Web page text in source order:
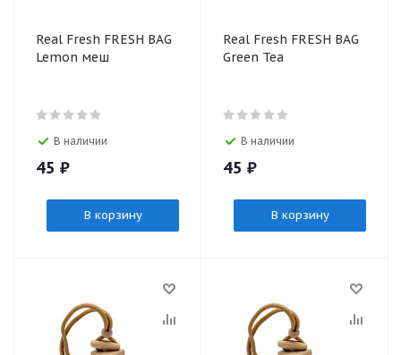
Real Fresh FRESH BAG
Lemon меш
В наличии
45 ₽
В корзину
Real Fresh FRESH BAG
Green Tea
В наличии
45 ₽
В корзину